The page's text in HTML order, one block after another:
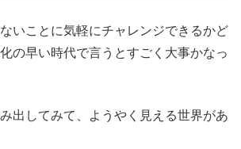
いことに気軽にチャレンジできるかど
の早い時代で言うとすごく大事かなっ
出してみて、ようやく見える世界があ